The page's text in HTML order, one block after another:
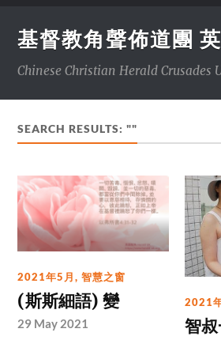
基督教角聲佈道團
Chinese Christian Herald Crusades
SEARCH RESULTS: ""
2021年5月,智慧之窗
(斯斯細語) 變
29 May 2021
2021
智